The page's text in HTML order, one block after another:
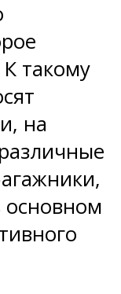
такому
на
основном